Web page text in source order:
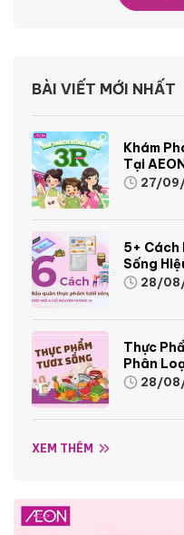
BÀI VIẾT MỚI NHẤT
Khám
Tại
Sinh27/
5+ Cách
Sống
28/
Thực
Phân
28/
XEM THÊM